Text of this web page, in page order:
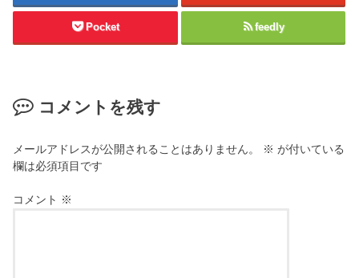
Pocket feedly
コメントを残す
メールアドレスが公開されることはありません。 ※ が付いている
欄は必須項目です
コメント ※